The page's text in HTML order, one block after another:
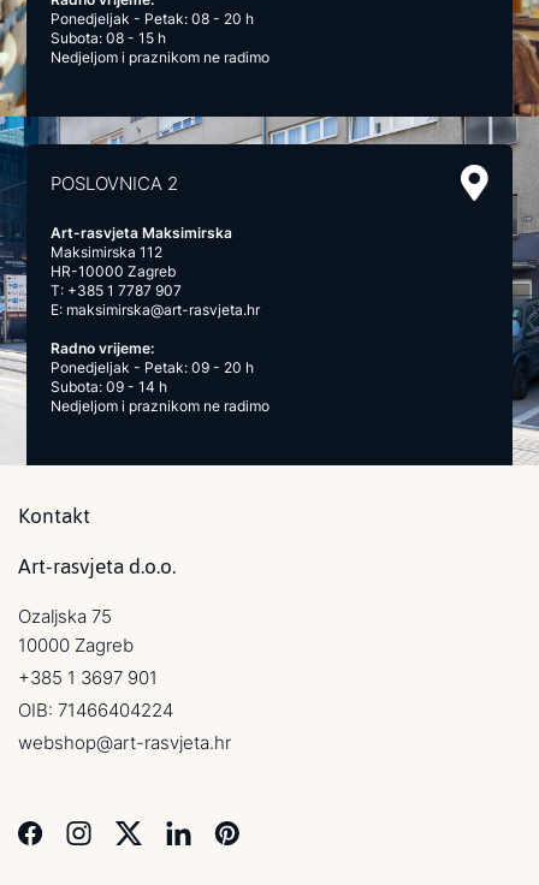
Ponedjeljak - Petak: 08 - 20 h
Subota: 08 - 15 h
Nedjeljom i praznikom ne radimo
POSLOVNICA 2
Art-rasvjeta Maksimirska
Maksimirska 112
HR-10000 Zagreb
T: +385 1 7787 907
E: maksimirska@art-rasvjeta.hr
Radno vrijeme:
Ponedjeljak - Petak: 09 - 20 h
Subota: 09 - 14 h
Nedjeljom i praznikom ne radimo
Kontakt
Art-rasvjeta d.o.o.
Ozaljska 75
10000 Zagreb
+385 1 3697 901
OIB: 71466404224
webshop@art-rasvjeta.hr